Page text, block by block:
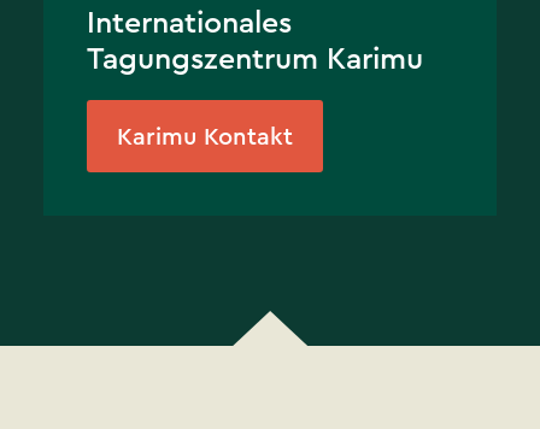
Internationales
Tagungszentrum Karimu
Karimu Kontakt